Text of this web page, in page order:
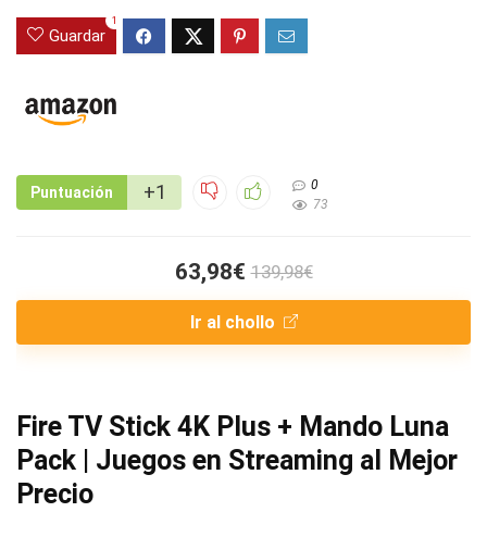
Guardar
1
Puntuación +1
0
73
63,98€ 139,98€
Ir al chollo
Fire TV Stick 4K Plus + Mando Luna
Pack | Juegos en Streaming al Mejor
Precio